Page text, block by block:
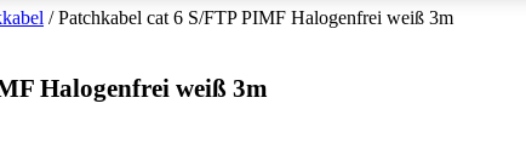
/ Patchkabel cat 6 S/FTP PIMF Halogenfrei weiß 3m
Halogenfrei weiß 3m